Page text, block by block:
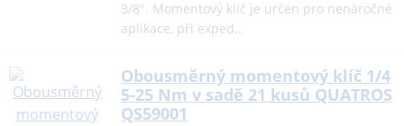
3/8". Momentový klíč je určen pro nenáročné
aplikace, při exped…
Obousměrný momentový klíč 1/4
5-25 Nm v sadě 21 kusů QUATROS
QS59001